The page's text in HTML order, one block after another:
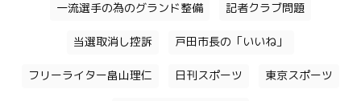
一流選手の為のグランド整備 記者クラブ問題
当選取消し控訴 戸田市長の「いいね」
フリーライター畠山理仁 日刊スポーツ 東京スポーツ